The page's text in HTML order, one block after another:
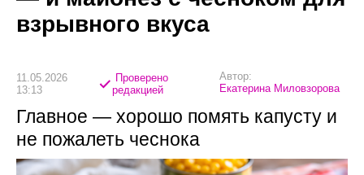
взрывного вкуса
11.05.2026
13:13
Проверено
редакцией
Автор:
Екатерина Миловзорова
Главное — хорошо помять капусту и
не пожалеть чеснока